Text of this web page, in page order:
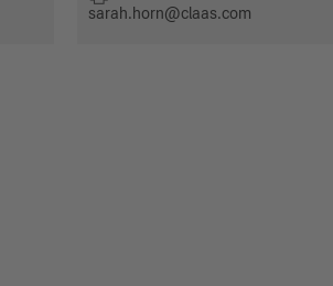
sarah.horn@claas.com